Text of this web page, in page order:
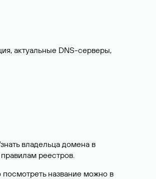
актуальные DNS-серверы,
владельца домена в
реестров.
название можно в